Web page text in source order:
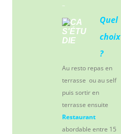
–
Quel
choix
?
Au resto repas en
terrasse ou au self
puis sortir en
terrasse ensuite
Restaurant
abordable entre 15